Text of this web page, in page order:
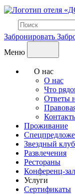
Забронировать
Меню
О нас
О нас
Что
Ответы
Проживание
Звездный клуб
Развлечения
Рестораны
Конференц-
Услуги
Сертификаты